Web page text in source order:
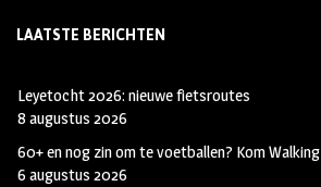
LAATSTE BERICHTEN
Leyetocht 2026: nieuwe fietsroutes
8 augustus 2026
60+ en nog zin om te voetballen? Kom
6 augustus 2026